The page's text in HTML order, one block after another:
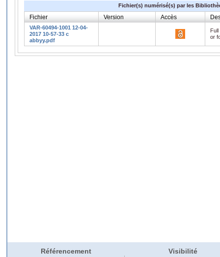
Fichier(s) numérisé(s) par les
Fichier Version Accès
VAR-60494-1001 12-04-
2017 10-57-33 c
abbyy.pdf
or
Référencement Visibilité